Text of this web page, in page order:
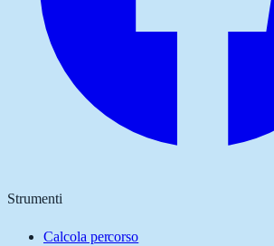
Strumenti
Calcola percorso